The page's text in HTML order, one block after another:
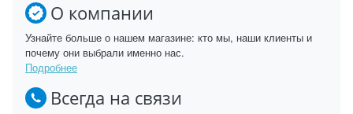
О компании
Узнайте больше о нашем магазине: кто мы, наши клиенты и
почему они выбрали именно нас.
Подробнее
Всегда на связи